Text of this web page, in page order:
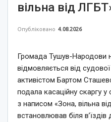
вільна від
Опубліковано 4.08.2026
Громада Тушув-Народови
відмовляється від
активістом Бартом
подала касаційну скаргу у
з написом «Зона, вільна
встановлював біля